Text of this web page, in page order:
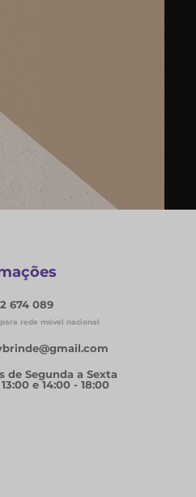
674 089
rede móvel nacional
de Segunda a Sexta
e 14:00 - 18:00